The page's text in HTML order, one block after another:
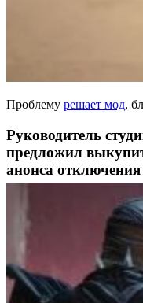
Проблему решает мод,
Руководитель
предложил
анонса